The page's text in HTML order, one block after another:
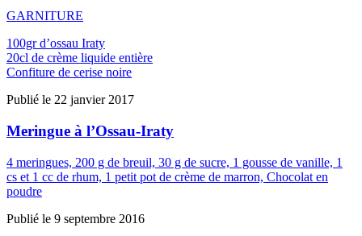
GARNITURE
100gr d’ossau Iraty
20cl de crème liquide entière
Confiture de cerise noire
Publié le 22 janvier 2017
Meringue à l’Ossau-Iraty
4 meringues, 200 g de breuil, 30 g de sucre, 1 gousse de vanille, 1
cs et 1 cc de rhum, 1 petit pot de crème de marron, Chocolat en
poudre
Publié le 9 septembre 2016